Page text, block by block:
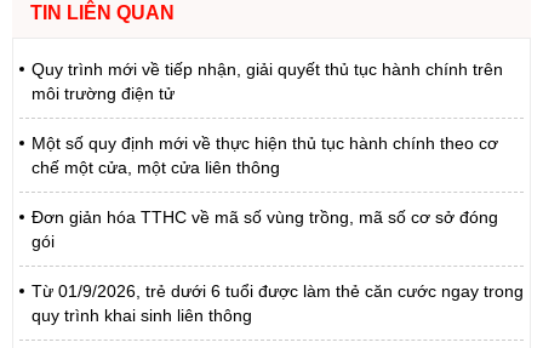
TIN LIÊN QUAN
Quy trình mới về tiếp nhận, giải quyết thủ tục hành chính trên
môi trường điện tử
Một số quy định mới về thực hiện thủ tục hành chính theo cơ
chế một cửa, một cửa liên thông
Đơn giản hóa TTHC về mã số vùng trồng, mã số cơ sở đóng
gói
Từ 01/9/2026, trẻ dưới 6 tuổi được làm thẻ căn cước ngay trong
quy trình khai sinh liên thông